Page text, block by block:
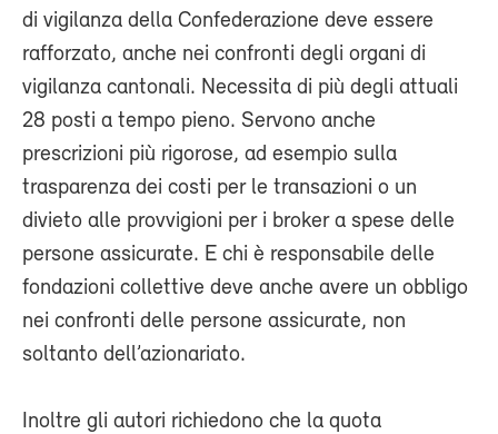
di vigilanza della Confederazione deve essere
rafforzato, anche nei confronti degli organi di
vigilanza cantonali. Necessita di più degli attuali
28 posti a tempo pieno. Servono anche
prescrizioni più rigorose, ad esempio sulla
trasparenza dei costi per le transazioni o un
divieto alle provvigioni per i broker a spese delle
persone assicurate. E chi è responsabile delle
fondazioni collettive deve anche avere un obbligo
nei confronti delle persone assicurate, non
soltanto dell’azionariato.
Inoltre gli autori richiedono che la quota